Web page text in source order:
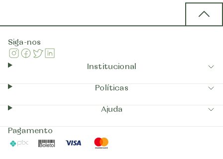
Siga-nos
Instagram
Facebook
Twitter
Institucional
Políticas
Ajuda
Pagamento
Pix Boleto Visa